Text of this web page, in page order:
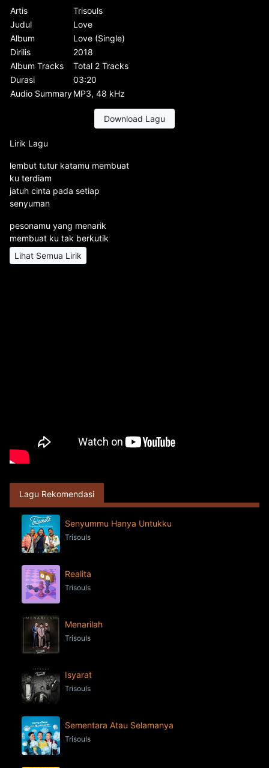
Artis
Trisouls
Judul
Love
Album
Love (Single)
Dirilis
2018
Album Tracks
Total 2 Tracks
Durasi
03:20
Audio SummaryMP3, 48 kHz
Download Lagu
Lirik Lagu
lembut tutur katamu membuat
ku terdiam
jatuh cinta pada setiap
senyuman
pesonamu yang menarik
membuat ku tak berkutik
Lihat Semua Lirik
Lagu Rekomendasi
Senyummu Hanya Untukku
Trisouls
Realita
Trisouls
Menarilah
Trisouls
Isyarat
Trisouls
Sementara Atau Selamanya
Trisouls